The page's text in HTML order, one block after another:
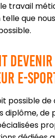
travail
telle que
e-
possible
diplôme, de